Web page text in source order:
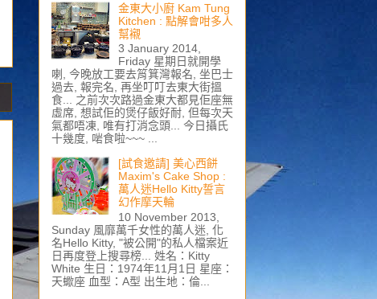
金東大小廚 Kam Tung
Kitchen : 點解會咁多人
幫襯
3 January 2014,
Friday 星期日就開學
喇, 今晚放工要去筲箕灣報名, 坐巴士
過去, 報完名, 再坐叮叮去東大街搵
食... 之前次次路過金東大都見佢座無
虛席, 想試佢的煲仔飯好耐, 但每次天
氣都唔凍, 唯有打消念頭... 今日攝氏
十幾度, 啱食啦~~~ ...
[試食邀請] 美心西餅
Maxim's Cake Shop :
萬人迷Hello Kitty誓言
幻作摩天輪
10 November 2013,
Sunday 風靡萬千女性的萬人迷, 化
名Hello Kitty, "被公開"的私人檔案近
日再度登上搜尋榜... 姓名：Kitty
White 生日：1974年11月1日 星座：
天蠍座 血型：A型 出生地：倫...